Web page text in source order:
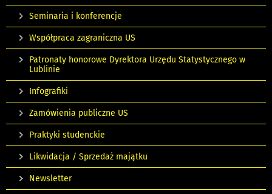
Seminaria i konferencje
Współpraca zagraniczna US
Patronaty honorowe Dyrektora Urzędu Statystycznego w
Lublinie
Infografiki
Zamówienia publiczne US
Praktyki studenckie
Likwidacja / Sprzedaż majątku
Newsletter